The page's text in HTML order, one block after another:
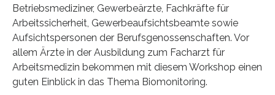
Betriebsmediziner, Gewerbeärzte, Fachkräfte für
Arbeitssicherheit, Gewerbeaufsichtsbeamte sowie
Aufsichtspersonen der Berufsgenossenschaften. Vor
allem Ärzte in der Ausbildung zum Facharzt für
Arbeitsmedizin bekommen mit diesem Workshop einen
guten Einblick in das Thema Biomonitoring.